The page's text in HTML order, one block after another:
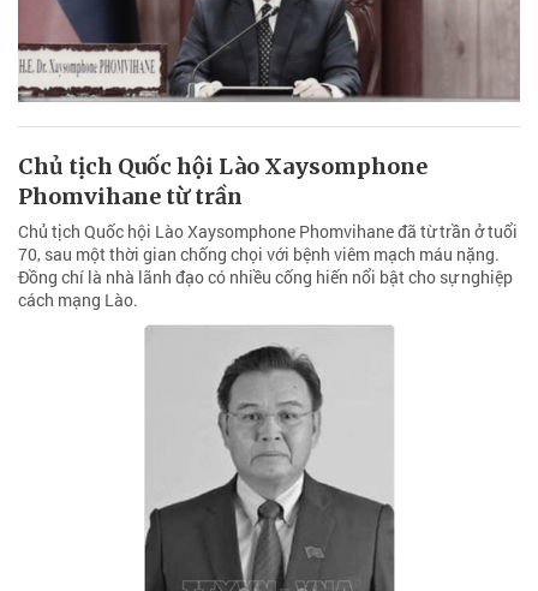
Chủ tịch Quốc hội Lào Xaysomphone
Phomvihane từ trần
Chủ tịch Quốc hội Lào Xaysomphone Phomvihane đã từ trần ở tuổi
70, sau một thời gian chống chọi với bệnh viêm mạch máu nặng.
Đồng chí là nhà lãnh đạo có nhiều cống hiến nổi bật cho sự nghiệp
cách mạng Lào.